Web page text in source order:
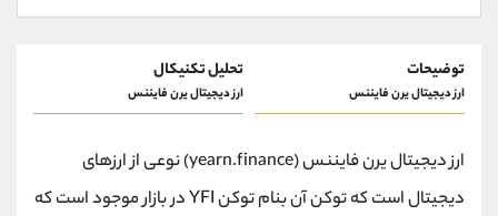
توضیحات
ارز دیجیتال یرن فایننس
تحلیل تکنیکال
ارز دیجیتال یرن فایننس
ارز دیجیتال یرن فایننس (yearn.finance) نوعی از ارزهای
دیجیتال است که توکن آن بنام توکن YFI در بازار موجود است که